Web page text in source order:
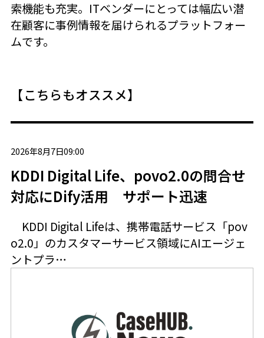
索機能も充実。ITベンダーにとっては幅広い潜
在顧客に事例情報を届けられるプラットフォー
ムです。
【こちらもオススメ】
2026年8月7日09:00
KDDI Digital Life、povo2.0の問合せ
対応にDify活用 サポート迅速
KDDI Digital Lifeは、携帯電話サービス「pov
o2.0」のカスタマーサービス領域にAIエージェ
ントプラ…